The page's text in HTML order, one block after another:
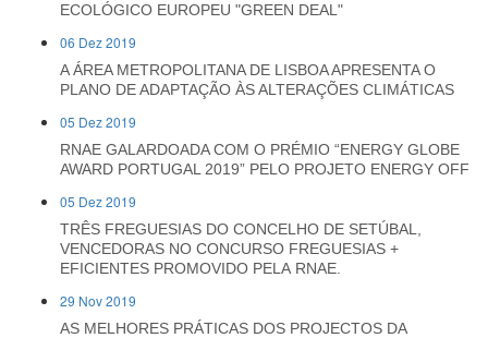
ECOLÓGICO EUROPEU "GREEN DEAL"
06 Dez 2019
A ÁREA METROPOLITANA DE LISBOA APRESENTA O
PLANO DE ADAPTAÇÃO ÀS ALTERAÇÕES CLIMÁTICAS
05 Dez 2019
RNAE GALARDOADA COM O PRÉMIO “ENERGY GLOBE
AWARD PORTUGAL 2019” PELO PROJETO ENERGY OFF
05 Dez 2019
TRÊS FREGUESIAS DO CONCELHO DE SETÚBAL,
VENCEDORAS NO CONCURSO FREGUESIAS +
EFICIENTES PROMOVIDO PELA RNAE.
29 Nov 2019
AS MELHORES PRÁTICAS DOS PROJECTOS DA